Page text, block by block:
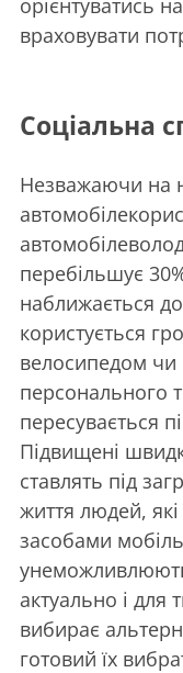
враховувати
Соціальна
Незважаючи на
перебільшує
наближається
користується
велосипедом
персонального
пересувається
Підвищені
ставлять під
життя людей,
засобами
актуально і для
вибирає
готовий їх